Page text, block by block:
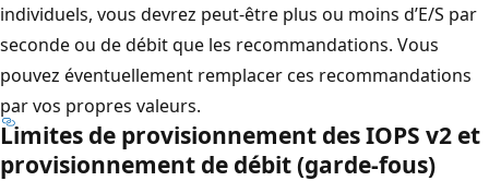
individuels, vous devrez peut-être plus ou moins d’E/S par
seconde ou de débit que les recommandations. Vous
pouvez éventuellement remplacer ces recommandations
par vos propres valeurs.
Limites de provisionnement des IOPS v2 et
provisionnement de débit (garde-fous)